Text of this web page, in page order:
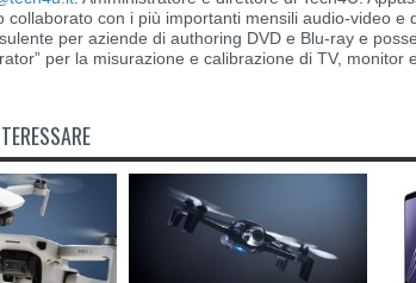
collaborato con i più importanti mensili audio-video e
per aziende di authoring DVD e Blu-ray e
per la misurazione e calibrazione di TV, monitor